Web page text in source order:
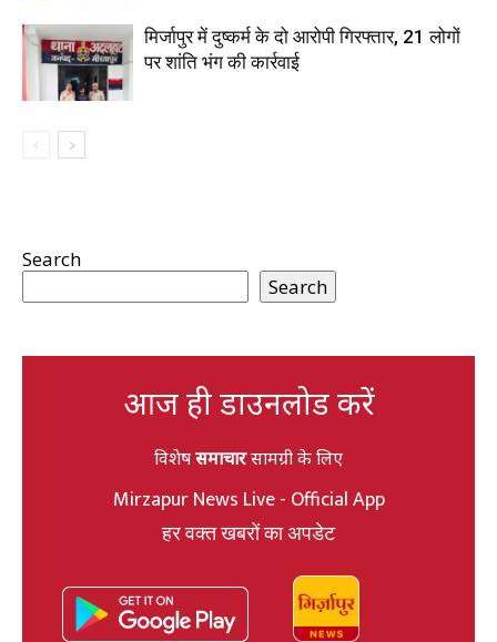
मिर्जापुर में दुष्कर्म के दो आरोपी गिरफ्तार, 21 लोगों
पर शांति भंग की कार्रवाई
Search
Search
आज ही डाउनलोड करें
विशेषसमाचारसामग्री के लिए
Mirzapur News Live - Official App
हर वक्त खबरों का अपडेट